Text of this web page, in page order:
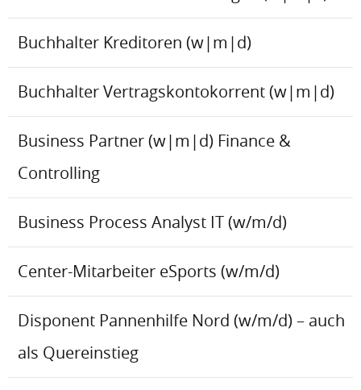
Buchhalter Kreditoren (w|m|d)
Buchhalter Vertragskontokorrent (w|m|d)
Business Partner (w|m|d) Finance &
Controlling
Business Process Analyst IT (w/m/d)
Center-Mitarbeiter eSports (w/m/d)
Disponent Pannenhilfe Nord (w/m/d) – auch
als Quereinstieg